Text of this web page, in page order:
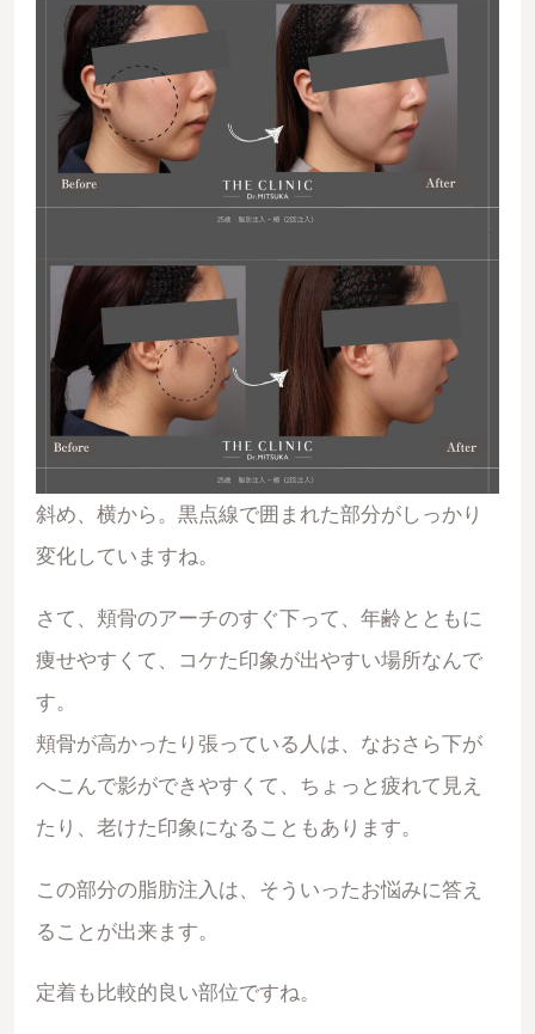
斜め、横から。黒点線で囲まれた部分がしっかり
変化していますね。
さて、頬骨のアーチのすぐ下って、年齢とともに
痩せやすくて、コケた印象が出やすい場所なんで
す。
頬骨が高かったり張っている人は、なおさら下が
へこんで影ができやすくて、ちょっと疲れて見え
たり、老けた印象になることもあります。
この部分の脂肪注入は、そういったお悩みに答え
ることが出来ます。
定着も比較的良い部位ですね。